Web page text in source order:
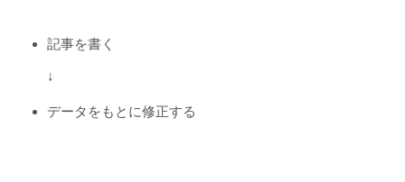
記事を書く
↓
データをもとに修正する